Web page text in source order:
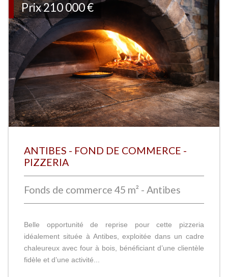
Prix210 000 €
ANTIBES - FOND DE COMMERCE -
PIZZERIA
Fonds de commerce 45 m² - Antibes
Belle opportunité de reprise pour cette pizzeria
idéalement située à Antibes, exploitée dans un cadre
chaleureux avec four à bois, bénéficiant d’une clientèle
fidèle et d’une activité...